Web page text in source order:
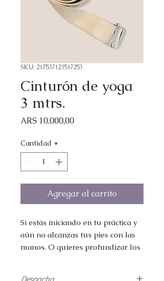
SKU: 217537123517253
Cinturón de yoga
3 mtrs.
ARS 10.000,00Precio
Cantidad *
Agregar al carrito
Si estás iniciando en tu práctica y
aún no alcanzas tus pies con las
manos. O quieres profundizar los